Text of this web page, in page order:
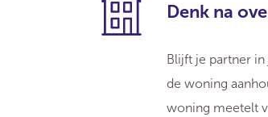
Denk na
Blijft je partner
de woning
woning meetelt